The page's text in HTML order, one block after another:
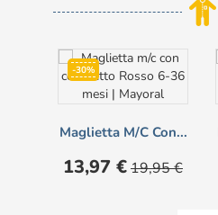
-30%
Maglietta M/c Con...
Prezzo
13,97 € Prezzo
base
19,95 €